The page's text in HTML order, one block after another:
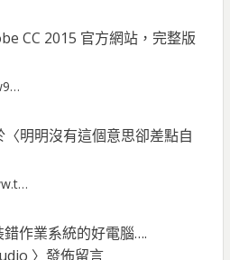
CC 2015 官方網站，完整版
〈明明沒有這個意思卻差點自
錯作業系統的好電腦….
〉發佈留言